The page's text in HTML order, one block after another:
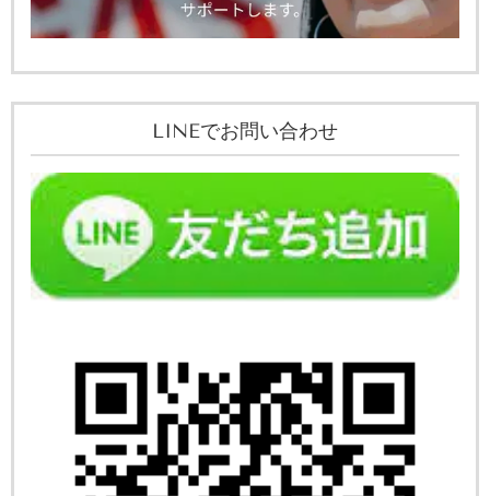
LINEでお問い合わせ